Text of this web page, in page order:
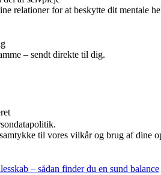
relationer for at beskytte dit mentale
– sendt direkte til dig.
til vores vilkår og brug af dine
– sådan finder du en sund balance